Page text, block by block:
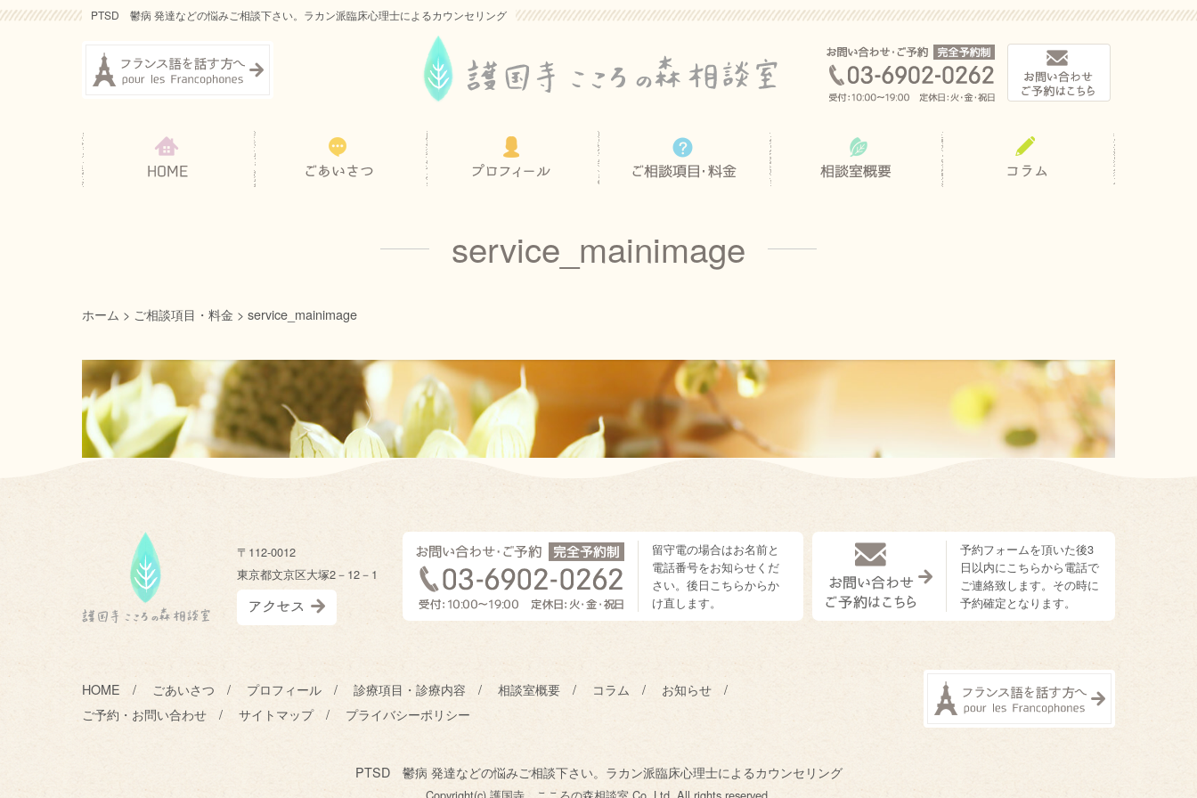
PTSD 鬱病 発達などの悩みご相談下さい。ラカン派臨床心理士によるカウンセリング
service_mainimage
ホーム > ご相談項目・料金 > service_mainimage
〒112-0012
東京都文京区大塚2－12－1
留守電の場合はお名前と
電話番号をお知らせくだ
さい。後日こちらからか
け直します。
予約フォームを頂いた後3
日以内にこちらから電話で
ご連絡致します。その時に
予約確定となります。
HOME ごあいさつ プロフィール 診療項目・診療内容 相談室概要 コラム
お知らせ
ご予約・お問い合わせ
サイトマップ プライバシーポリシー
PTSD 鬱病 発達などの悩みご相談下さい。ラカン派臨床心理士によるカウンセリング